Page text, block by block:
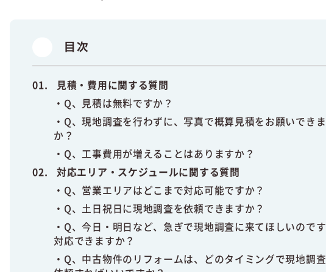
目次
見積・費用に関する質問
Q、見積は無料ですか？
Q、現地調査を行わずに、写真で概算見積をお願いでき
か？
Q、工事費用が増えることはありますか？
対応エリア・スケジュールに関する質問
Q、営業エリアはどこまで対応可能ですか？
Q、土日祝日に現地調査を依頼できますか？
Q、今日・明日など、急ぎで現地調査に来てほしいので
対応できますか？
Q、中古物件のリフォームは、どのタイミングで現地調